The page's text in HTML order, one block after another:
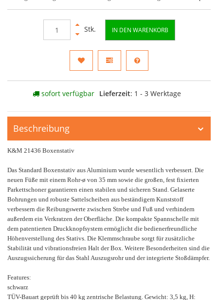
Stk. IN DEN WARENKORB
sofort verfügbar Lieferzeit: 1 - 3 Werktage
Beschreibung
K&M 21436 Boxenstativ
Das Standard Boxenstativ aus Aluminium wurde wesentlich verbessert. Die
neuen Füße mit einem Rohr-ø von 35 mm sowie die großen, fest fixierten
Parkettschoner garantieren einen stabilen und sicheren Stand. Gelaserte
Bohrungen und robuste Sattelscheiben aus beständigem Kunststoff
verbessern die Reibungswerte zwischen Strebe und Fuß und verhindern
außerdem ein Verkratzen der Oberfläche. Die kompakte Spannschelle mit
dem patentierten Druckknopfsystem ermöglicht die bedienerfreundliche
Höhenverstellung des Stativs. Die Klemmschraube sorgt für zusätzliche
Stabilität und vibrationsfreien Halt der Box. Weitere Besonderheiten sind die
Auszugssicherung für das Stahl Auszugsrohr und der integrierte Stoßdämpfer.
Features:
schwarz
TÜV-Bauart geprüft bis 40 kg zentrische Belastung. Gewicht: 3,5 kg, H: